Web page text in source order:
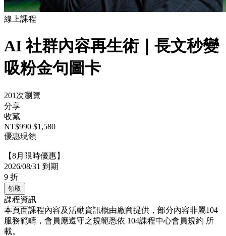
線上課程
AI 社群內容再生術｜長文秒變
吸粉金句圖卡
201次瀏覽
分享
收藏
NT$990 $1,580
優惠現領
【8月限時優惠】
2026/08/31 到期
9 折
領取
課程資訊
本頁面課程內容及活動資訊概由廠商提供，部分內容非屬104
服務範疇，會員應遵守之規範悉依 104課程中心會員規約 所
載。